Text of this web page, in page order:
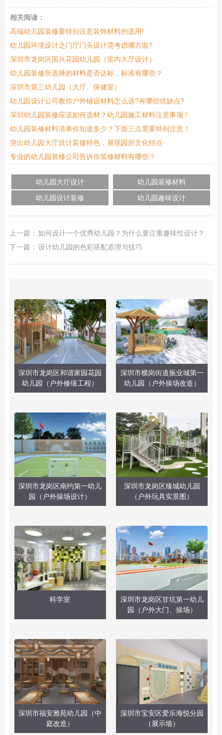
相关阅读：
高端幼儿园装修要特别注意装饰材料的选用!
幼儿园环境设计之门厅门头设计需考虑哪方面?
深圳市龙岗区国兴花园幼儿园（室内大厅设计）
幼儿园装修所选择的材料是否达标，标准有哪些？
深圳市第三幼儿园（大厅、保健室）
幼儿园设计公司教你户外铺设材料怎么选?有哪些优缺点?
深圳幼儿园装修应该如何选材？幼儿园施工材料注意事项！
幼儿园装修材料清单你知道多少？下面三点需要特别注意！
突出幼儿园大厅设计装修特色，展现园所文化特点
专业的幼儿园装修公司告诉你装修材料有哪些？
幼儿园大厅设计
幼儿园装修材料
幼儿园设计装修
幼儿园趣味设计
上一篇： 如何设计一个优秀幼儿园？为什么要注重趣味性设计？
下一篇： 设计幼儿园的色彩搭配原理与技巧
深圳市龙岗区和谐家园花园
幼儿园（户外修缮工程）
深圳市横岗街道振业城第一
幼儿园（户外操场改造）
深圳市龙岗区南约第一幼儿
园（户外操场设计）
深圳市龙岗区臻城幼儿园
（户外玩具实景图）
科学室
深圳市龙岗区甘坑第一幼儿
园（户外大门、操场）
深圳市福安雅苑幼儿园（中
庭改造）
深圳市宝安区爱乐海悦分园
（展示墙）